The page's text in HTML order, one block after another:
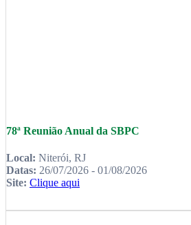
78ª Reunião Anual da SBPC
Local: Niterói, RJ
Datas: 26/07/2026 - 01/08/2026
Site: Clique aqui